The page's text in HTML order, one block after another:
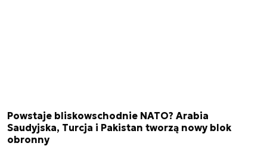
Powstaje bliskowschodnie NATO? Arabia
Saudyjska, Turcja i Pakistan tworzą nowy blok
obronny